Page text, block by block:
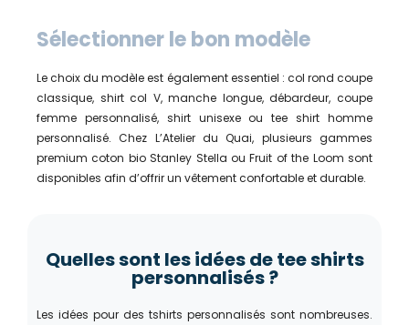
Sélectionner le bon modèle
Le choix du modèle est également essentiel : col rond coupe
classique, shirt col V, manche longue, débardeur, coupe
femme personnalisé, shirt unisexe ou tee shirt homme
personnalisé. Chez L’Atelier du Quai, plusieurs gammes
premium coton bio Stanley Stella ou Fruit of the Loom sont
disponibles afin d’offrir un vêtement confortable et durable.
Quelles sont les idées de tee shirts
personnalisés ?
Les idées pour des tshirts personnalisés sont nombreuses.